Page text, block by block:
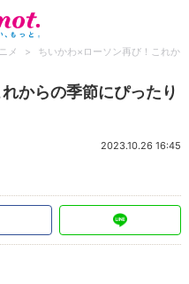
メ >
ちいかわ×ローソン再び！これか
からの季節にぴったり
2023.10.26 16:45